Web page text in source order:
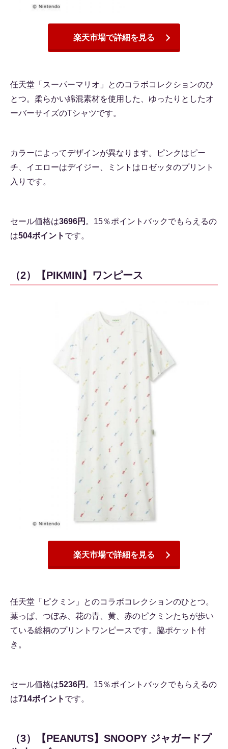
楽天市場で詳細を見る
任天堂「スーパーマリオ」とのコラボコレクションのひ
とつ。柔らかい綿混素材を使用した、ゆったりとしたオ
ーバーサイズのTシャツです。
カラーによってデザインが異なります。ピンクはピー
チ、イエローはデイジー、ミントはロゼッタのプリント
入りです。
セール価格は3696円 。15％ポイントバックでもらえるの
は504ポイント です。
（2）【PIKMIN】ワンピース
楽天市場で詳細を見る
任天堂「ピクミン」とのコラボコレクションのひとつ。
葉っぱ、つぼみ、花の青、黄、赤のピクミンたちが歩い
ている総柄のプリントワンピースです。脇ポケット付
き。
セール価格は5236円 。15％ポイントバックでもらえるの
は714ポイント です。
（3）【PEANUTS】SNOOPY ジャガードプ